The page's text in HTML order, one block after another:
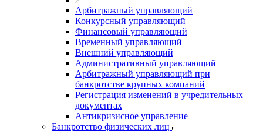
Арбитражный управляющий
Конкурсный управляющий
Финансовый управляющий
Временный управляющий
Внешний управляющий
Административный управляющий
Арбитражный управляющий при
банкротстве крупных компаний
Регистрация изменений в учредительных
документах
Антикризисное управление
Банкротство физических лиц